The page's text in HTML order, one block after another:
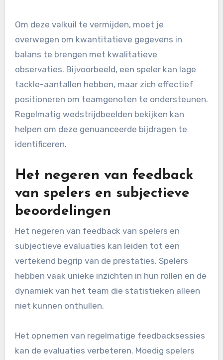
Om deze valkuil te vermijden, moet je
overwegen om kwantitatieve gegevens in
balans te brengen met kwalitatieve
observaties. Bijvoorbeeld, een speler kan lage
tackle-aantallen hebben, maar zich effectief
positioneren om teamgenoten te ondersteunen.
Regelmatig wedstrijdbeelden bekijken kan
helpen om deze genuanceerde bijdragen te
identificeren.
Het negeren van feedback
van spelers en subjectieve
beoordelingen
Het negeren van feedback van spelers en
subjectieve evaluaties kan leiden tot een
vertekend begrip van de prestaties. Spelers
hebben vaak unieke inzichten in hun rollen en de
dynamiek van het team die statistieken alleen
niet kunnen onthullen.
Het opnemen van regelmatige feedbacksessies
kan de evaluaties verbeteren. Moedig spelers